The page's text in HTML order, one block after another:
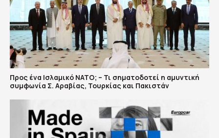
Προς ένα Ισλαμικό ΝΑΤΟ; – Τι σηματοδοτεί η αμυντική
συμφωνία Σ. Αραβίας, Τουρκίας και Πακιστάν